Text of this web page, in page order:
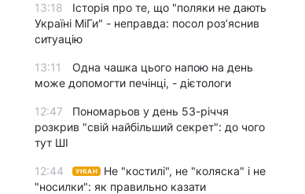
13:18
Історія про те, що "поляки не дають
Україні МіГи" - неправда: посол роз’яснив
ситуацію
13:11
Одна чашка цього напою на день
може допомогти печінці, - дієтологи
12:47
Пономарьов у день 53-річчя
розкрив "свій найбільший секрет": до чого
тут ШІ
12:44 УНІАН
Не "костилі", не "коляска" і не
"носилки": як правильно казати